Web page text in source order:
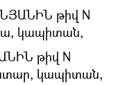
թիվ N
կապիտան,
թիվ N
կապիտան,